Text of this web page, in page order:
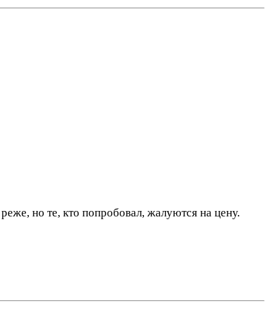
но те, кто попробовал, жалуются на цену.